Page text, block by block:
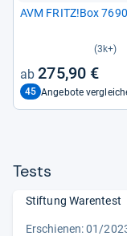
AVM FRITZ!Box 7690
(3k+)
275,90 €
45 Angebote
Tests
Stiftung Warentest
Erschienen: 01/